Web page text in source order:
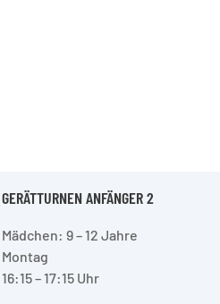
GERÄTTURNEN ANFÄNGER 2
Mädchen: 9 – 12 Jahre
Montag
16:15 – 17:15 Uhr